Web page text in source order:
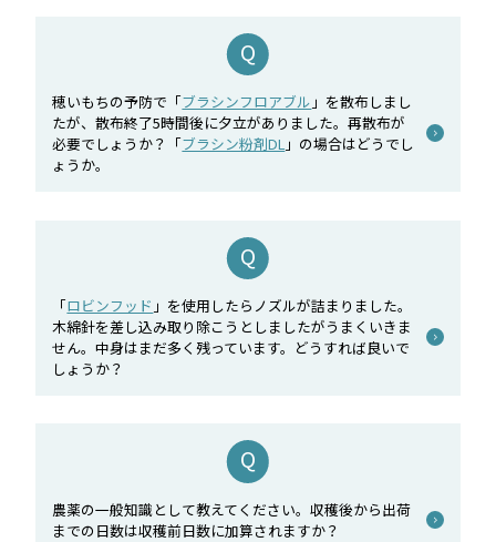
穂いもちの予防で「ブラシンフロアブル 」を散布しまし
たが、散布終了5時間後に夕立がありました。再散布が
必要でしょうか？「ブラシン粉剤DL 」の場合はどうでし
ょうか。
「ロビンフッド 」を使用したらノズルが詰まりました。
木綿針を差し込み取り除こうとしましたがうまくいきま
せん。中身はまだ多く残っています。どうすれば良いで
しょうか？
農薬の一般知識として教えてください。収穫後から出荷
までの日数は収穫前日数に加算されますか？